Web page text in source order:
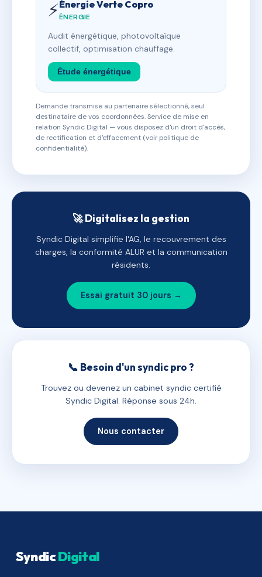
⚡Énergie Verte Copro
ÉNERGIE
Audit énergétique, photovoltaïque
collectif, optimisation chauffage.
Étude énergétique
Demande transmise au partenaire sélectionné, seul
destinataire de vos coordonnées. Service de mise en
relation Syndic Digital — vous disposez d'un droit d'accès,
de rectification et d'effacement (voir politique de
confidentialité).
🚀 Digitalisez la gestion
Syndic Digital simplifie l'AG, le recouvrement des
charges, la conformité ALUR et la communication
résidents.
Essai gratuit 30 jours →
📞 Besoin d'un syndic pro ?
Trouvez ou devenez un cabinet syndic certifié
Syndic Digital. Réponse sous 24h.
Nous contacter
SyndicDigital